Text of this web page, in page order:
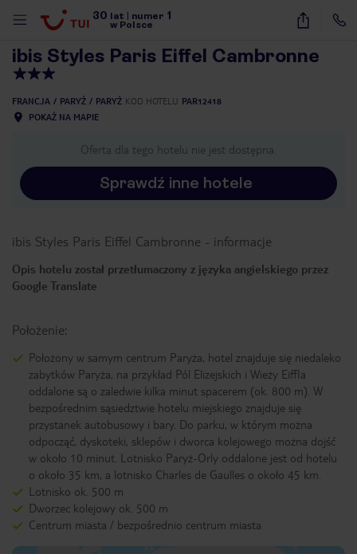
30 lat numer 1
w Polsce
40
ibis Styles Paris Eiffel Cambronne
FRANCJA PARYŻ PARYŻ KOD HOTELU PAR12418
POKAŻ NA MAPIE
Oferta dla tego hotelu nie jest dostępna.
Sprawdź inne hotele
ibis Styles Paris Eiffel Cambronne - informacje
Opis hotelu został przetłumaczony z języka angielskiego przez
Google Translate
Położenie:
Położony w samym centrum Paryża, hotel znajduje się niedaleko
zabytków Paryża, na przykład Pól Elizejskich i Wieży Eiffla
oddalone są o zaledwie kilka minut spacerem (ok. 800 m). W
bezpośrednim sąsiedztwie hotelu miejskiego znajduje się
przystanek autobusowy i bary. Do parku, w którym można
odpocząć, dyskoteki, sklepów i dworca kolejowego można dojść
w około 10 minut. Lotnisko Paryż-Orly oddalone jest od hotelu
o około 35 km, a lotnisko Charles de Gaulles o około 45 km.
Lotnisko ok. 500 m
Dworzec kolejowy ok. 500 m
Centrum miasta / bezpośrednio centrum miasta